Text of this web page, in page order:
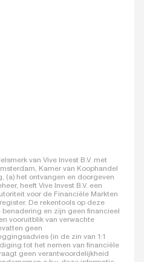
van Vive Invest B.V. met
Kamer van Koophandel
(a) het ontvangen en doorgeven
heeft Vive Invest B.V. een
voor de Financiële Markten
De rekentools op deze
en zijn geen financieel
vooruitblik van verwachte
geen
(in de zin van 1:1
tot het nemen van financiële
geen verantwoordelijkheid